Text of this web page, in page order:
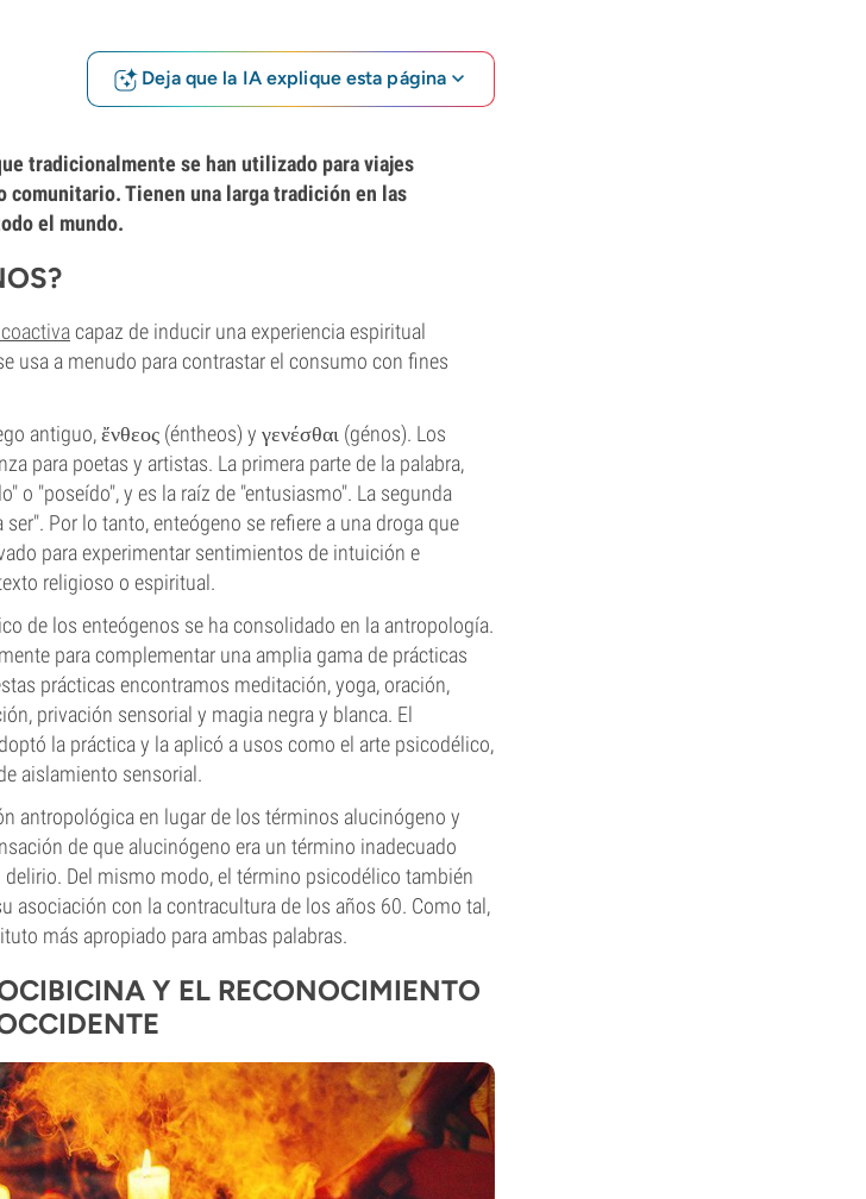
Deja que la IA explique esta página
tradicionalmente se han utilizado para viajes
Tienen una larga tradición en las
el mundo.
capaz de inducir una experiencia espiritual
usa a menudo para contrastar el consumo con fines
antiguo, ἔνθεος (éntheos) y γενέσθαι (génos). Los
para poetas y artistas. La primera parte de la palabra,
o "poseído", y es la raíz de "entusiasmo". La segunda
Por lo tanto, enteógeno se refiere a una droga que
para experimentar sentimientos de intuición e
religioso o espiritual.
de los enteógenos se ha consolidado en la antropología.
para complementar una amplia gama de prácticas
prácticas encontramos meditación, yoga, oración,
privación sensorial y magia negra y blanca. El
la práctica y la aplicó a usos como el arte psicodélico,
aislamiento sensorial.
antropológica en lugar de los términos alucinógeno y
de que alucinógeno era un término inadecuado
Del mismo modo, el término psicodélico también
asociación con la contracultura de los años 60. Como tal,
más apropiado para ambas palabras.
Y EL RECONOCIMIENTO